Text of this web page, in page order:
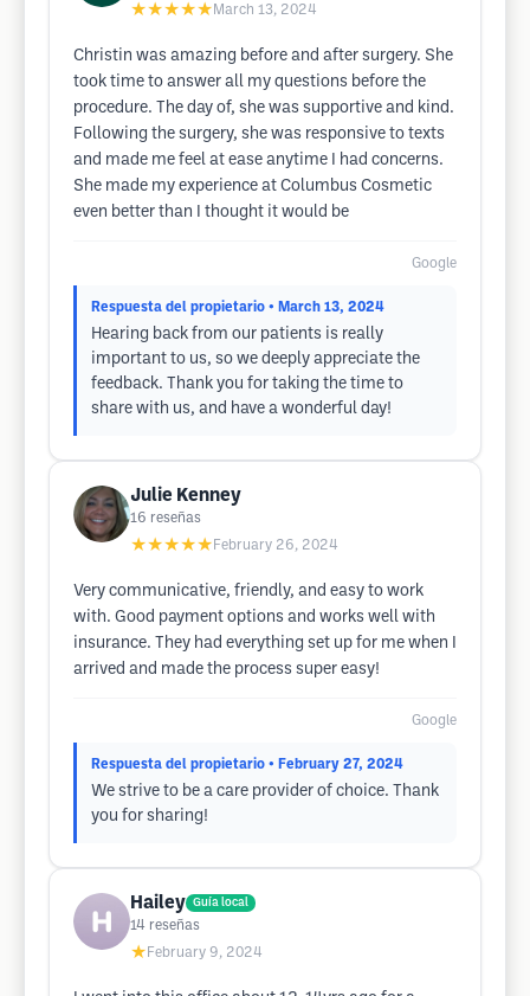
★★★★★ March 13, 2024
Christin was amazing before and after surgery. She
took time to answer all my questions before the
procedure. The day of, she was supportive and kind.
Following the surgery, she was responsive to texts
and made me feel at ease anytime I had concerns.
She made my experience at Columbus Cosmetic
even better than I thought it would be
Google
Respuesta del propietario • March 13, 2024
Hearing back from our patients is really
important to us, so we deeply appreciate the
feedback. Thank you for taking the time to
share with us, and have a wonderful day!
Julie Kenney
16 reseñas
★★★★★ February 26, 2024
Very communicative, friendly, and easy to work
with. Good payment options and works well with
insurance. They had everything set up for me when I
arrived and made the process super easy!
Google
Respuesta del propietario • February 27, 2024
We strive to be a care provider of choice. Thank
you for sharing!
Hailey Guía local
14 reseñas
★ February 9, 2024